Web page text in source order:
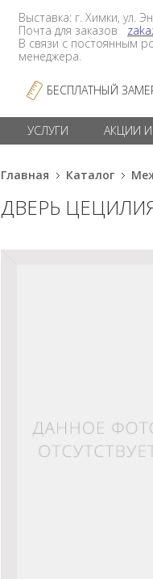
Выставка: г. Химки, ул.
Почта для заказов
В связи с постоянным
менеджера.
БЕСПЛАТНЫЙ
УСЛУГИ АКЦИИ
Главная Каталог
ДВЕРЬ